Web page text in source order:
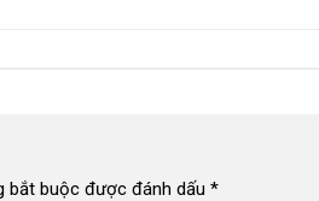
bắt buộc được đánh dấu *